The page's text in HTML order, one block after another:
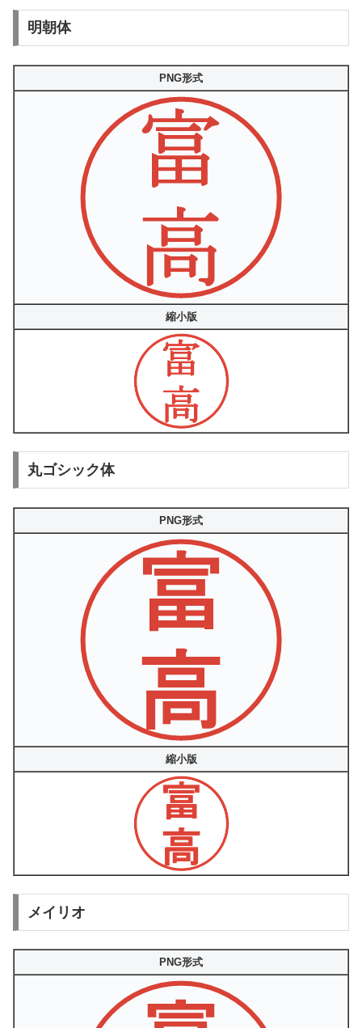
明朝体
PNG形式
縮小版
丸ゴシック体
PNG形式
縮小版
メイリオ
PNG形式